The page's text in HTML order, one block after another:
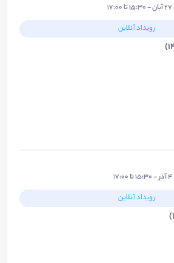
۲۷ آبان - ۱۵:۳۰ تا ۱۷:۰۰
رویداد آنلاین
۴ آذر - ۱۵:۳۰ تا ۱۷:۰۰
رویداد آنلاین